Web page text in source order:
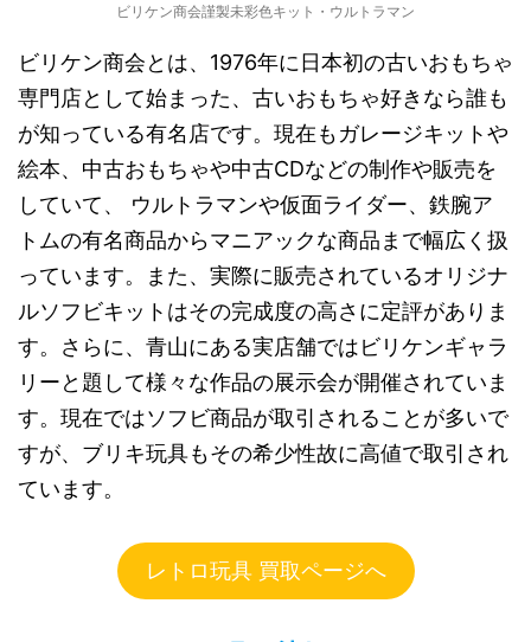
ビリケン商会謹製未彩色キット・ウルトラマン
ビリケン商会とは、1976年に日本初の古いおもちゃ
専門店として始まった、古いおもちゃ好きなら誰も
が知っている有名店です。現在もガレージキットや
絵本、中古おもちゃや中古CDなどの制作や販売を
していて、 ウルトラマンや仮面ライダー、鉄腕ア
トムの有名商品からマニアックな商品まで幅広く扱
っています。また、実際に販売されているオリジナ
ルソフビキットはその完成度の高さに定評がありま
す。さらに、青山にある実店舗ではビリケンギャラ
リーと題して様々な作品の展示会が開催されていま
す。現在ではソフビ商品が取引されることが多いで
すが、ブリキ玩具もその希少性故に高値で取引され
ています。
レトロ玩具 買取ページへ